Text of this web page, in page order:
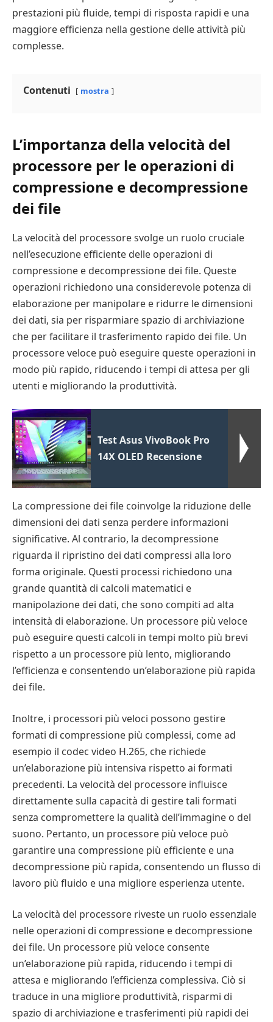
prestazioni più fluide, tempi di risposta rapidi e una
maggiore efficienza nella gestione delle attività più
complesse.
Contenuti mostra
L’importanza della velocità del
processore per le operazioni di
compressione e decompressione
dei file
La velocità del processore svolge un ruolo cruciale
nell’esecuzione efficiente delle operazioni di
compressione e decompressione dei file. Queste
operazioni richiedono una considerevole potenza di
elaborazione per manipolare e ridurre le dimensioni
dei dati, sia per risparmiare spazio di archiviazione
che per facilitare il trasferimento rapido dei file. Un
processore veloce può eseguire queste operazioni in
modo più rapido, riducendo i tempi di attesa per gli
utenti e migliorando la produttività.
Test Asus VivoBook Pro
14X OLED Recensione
La compressione dei file coinvolge la riduzione delle
dimensioni dei dati senza perdere informazioni
significative. Al contrario, la decompressione
riguarda il ripristino dei dati compressi alla loro
forma originale. Questi processi richiedono una
grande quantità di calcoli matematici e
manipolazione dei dati, che sono compiti ad alta
intensità di elaborazione. Un processore più veloce
può eseguire questi calcoli in tempi molto più brevi
rispetto a un processore più lento, migliorando
l’efficienza e consentendo un’elaborazione più rapida
dei file.
Inoltre, i processori più veloci possono gestire
formati di compressione più complessi, come ad
esempio il codec video H.265, che richiede
un’elaborazione più intensiva rispetto ai formati
precedenti. La velocità del processore influisce
direttamente sulla capacità di gestire tali formati
senza compromettere la qualità dell’immagine o del
suono. Pertanto, un processore più veloce può
garantire una compressione più efficiente e una
decompressione più rapida, consentendo un flusso di
lavoro più fluido e una migliore esperienza utente.
La velocità del processore riveste un ruolo essenziale
nelle operazioni di compressione e decompressione
dei file. Un processore più veloce consente
un’elaborazione più rapida, riducendo i tempi di
attesa e migliorando l’efficienza complessiva. Ciò si
traduce in una migliore produttività, risparmi di
spazio di archiviazione e trasferimenti più rapidi dei